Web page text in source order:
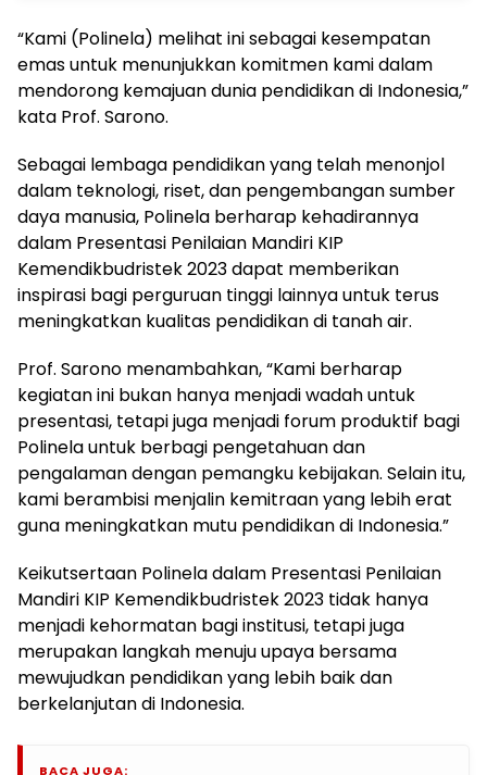
“Kami (Polinela) melihat ini sebagai kesempatan
emas untuk menunjukkan komitmen kami dalam
mendorong kemajuan dunia pendidikan di Indonesia,”
kata Prof. Sarono.
Sebagai lembaga pendidikan yang telah menonjol
dalam teknologi, riset, dan pengembangan sumber
daya manusia, Polinela berharap kehadirannya
dalam Presentasi Penilaian Mandiri KIP
Kemendikbudristek 2023 dapat memberikan
inspirasi bagi perguruan tinggi lainnya untuk terus
meningkatkan kualitas pendidikan di tanah air.
Prof. Sarono menambahkan, “Kami berharap
kegiatan ini bukan hanya menjadi wadah untuk
presentasi, tetapi juga menjadi forum produktif bagi
Polinela untuk berbagi pengetahuan dan
pengalaman dengan pemangku kebijakan. Selain itu,
kami berambisi menjalin kemitraan yang lebih erat
guna meningkatkan mutu pendidikan di Indonesia.”
Keikutsertaan Polinela dalam Presentasi Penilaian
Mandiri KIP Kemendikbudristek 2023 tidak hanya
menjadi kehormatan bagi institusi, tetapi juga
merupakan langkah menuju upaya bersama
mewujudkan pendidikan yang lebih baik dan
berkelanjutan di Indonesia.
BACA JUGA: